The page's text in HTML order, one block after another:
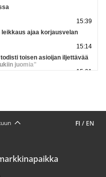
15:39
ajaa korjausvelan
15:14
toisen asioijan iljettävää
juomia"
15:01
FI / EN